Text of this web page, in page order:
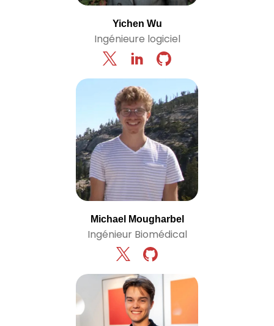
Yichen Wu
Ingénieure logiciel
Michael Mougharbel
Ingénieur Biomédical